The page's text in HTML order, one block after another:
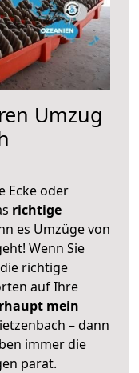
Umzug
Ecke oder
richtige
es Umzüge von
Wenn Sie
richtige
auf Ihre
mein
– dann
immer die
parat.